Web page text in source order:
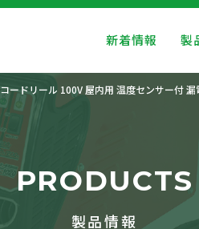
新着情報 製
コードリール 100V 屋内用 温度センサー付
PRODUCTS
製品情報